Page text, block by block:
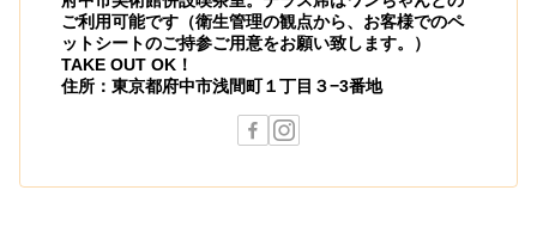
ご利用可能です（衛生管理の観点から、お客様でのペ
ットシートのご持参ご用意をお願い致します。）
TAKE OUT OK！
住所：東京都府中市浅間町１丁目３−3番地